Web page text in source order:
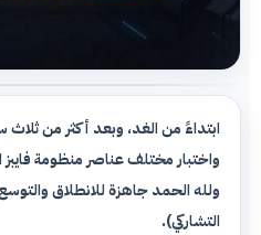
ابتداءً من الغد، وبعد أكثر من
واختبار مختلف عناصر منظومة
ولله الحمد جاهزة للانطلاق
التشاركي).